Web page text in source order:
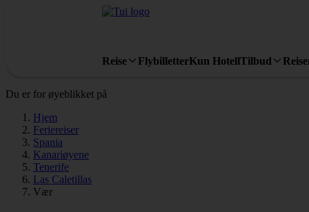
Reise FlybilletterKun HotellTilbud
Du er for øyeblikket på
Hjem
Feriereiser
Spania
Kanariøyene
Tenerife
Las Caletillas
Vær